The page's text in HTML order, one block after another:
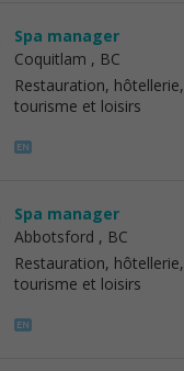
Spa manager
Coquitlam , BC
Restauration, hôtellerie,
tourisme et loisirs
Spa manager
Abbotsford , BC
Restauration, hôtellerie,
tourisme et loisirs